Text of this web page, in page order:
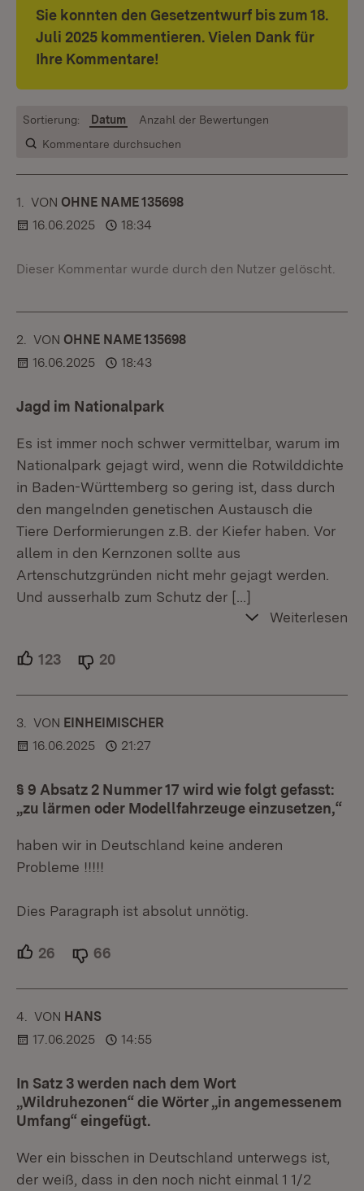
Sie konnten den Gesetzentwurf bis zum 18.
Juli 2025 kommentieren. Vielen Dank für
Ihre Kommentare!
Kommentare durchsuchen
Sortierung: Datum Anzahl der Bewertungen
1. KOMMENTAR
VON :OHNE NAME 135698
16.06.2025
18:34
Dieser Kommentar wurde durch den Nutzer gelöscht.
2. KOMMENTAR
VON :OHNE NAME 135698
16.06.2025
18:43
Jagd im Nationalpark
Es ist immer noch schwer vermittelbar, warum im
Nationalpark gejagt wird, wenn die Rotwilddichte
in Baden-Württemberg so gering ist, dass durch
den mangelnden genetischen Austausch die
Tiere Derformierungen z.B. der Kiefer haben. Vor
allem in den Kernzonen sollte aus
Artenschutzgründen nicht mehr gejagt werden.
Und ausserhalb zum Schutz der […]
Weiterlesen
123 Unterstützer.
20
3. KOMMENTAR
VON :EINHEIMISCHER
16.06.2025
21:27
§ 9 Absatz 2 Nummer 17 wird wie folgt gefasst:
„zu lärmen oder Modellfahrzeuge einzusetzen,“
haben wir in Deutschland keine anderen
Probleme !!!!!
Dies Paragraph ist absolut unnötig.
26 Unterstützer.
66
4. KOMMENTAR
VON :HANS
17.06.2025
14:55
In Satz 3 werden nach dem Wort
„Wildruhezonen“ die Wörter „in angemessenem
Umfang“ eingefügt.
Wer ein bisschen in Deutschland unterwegs ist,
der weiß, dass in den noch nicht einmal 1 1/2